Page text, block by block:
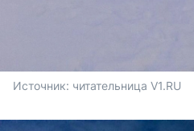
Источник: читательница V1.RU